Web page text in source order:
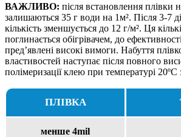
ВАЖЛИВО: після встановлення плівки
залишаються 35 г води на 1м². Після 3-7
кількість зменшується до 12 г/м². Ця
поглинається обігрівачем, до
пред’явлені високі вимоги. Набуття
властивостей наступає після повного
полімеризації клею при температурі 20ºС
ПЛІВКА
менше 4mil